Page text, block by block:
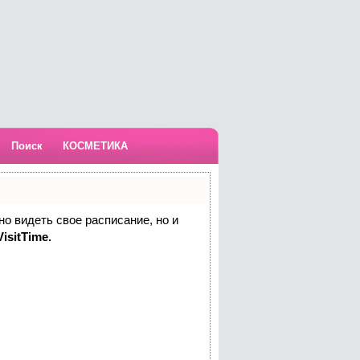
Поиск КОСМЕТИКА
видеть свое расписание, но и